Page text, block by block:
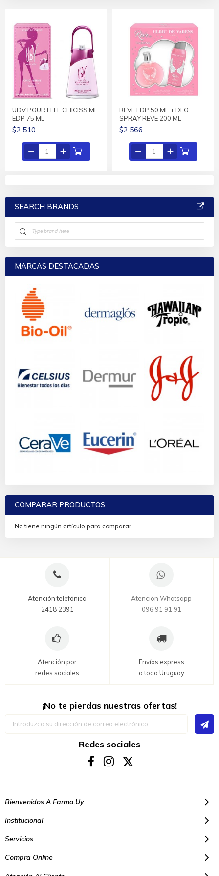
UDV POUR ELLE CHICISSIME
EDP 75 ML
$2.510
REVE EDP 50 ML + DEO
SPRAY REVE 200 ML
$2.566
SEARCH BRANDS
MARCAS DESTACADAS
COMPARAR PRODUCTOS
No tiene ningún artículo para comparar.
Atención telefónica
2418 2391
Atención Whatsapp
096 91 91 91
Atención por
redes sociales
Envíos express
a todo Uruguay
¡No te pierdas nuestras ofertas!
Redes sociales
Bienvenidos A Farma.uy
Institucional
Servicios
Compra Online